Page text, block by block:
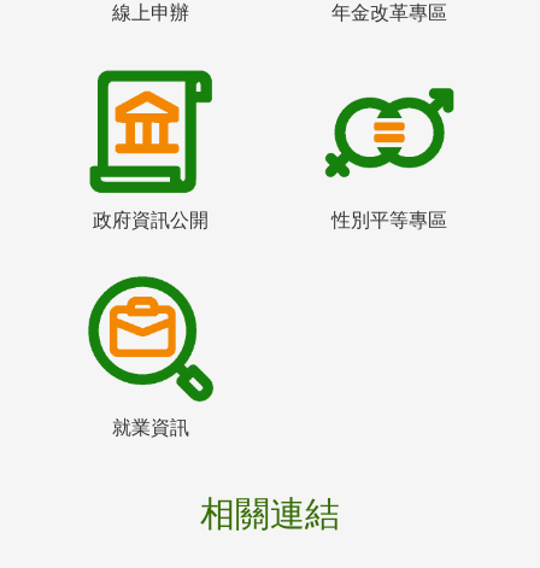
線上申辦 年金改革專區
政府資訊公開 性別平等專區
就業資訊
相關連結